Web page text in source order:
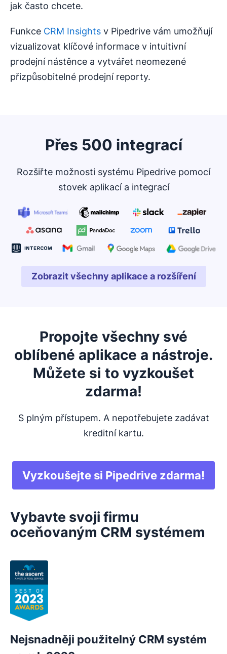
jak často chcete.
Funkce CRM Insights v Pipedrive vám umožňují
vizualizovat klíčové informace v intuitivní
prodejní nástěnce a vytvářet neomezené
přizpůsobitelné prodejní reporty.
Přes 500 integrací
Rozšiřte možnosti systému Pipedrive pomocí
stovek aplikací a integrací
Zobrazit všechny aplikace a rozšíření
Otevře se v novém okně
Propojte všechny své
oblíbené aplikace a nástroje.
Můžete si to vyzkoušet
zdarma!
S plným přístupem. A nepotřebujete zadávat
kreditní kartu.
Vyzkoušejte si Pipedrive zdarma!
Vybavte svoji firmu
oceňovaným CRM systémem
Nejsnadněji použitelný CRM systém